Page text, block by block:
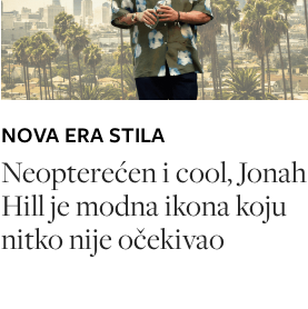
NOVA ERA STILA
Neopterećen i cool, Jonah
Hill je modna ikona koju
nitko nije očekivao